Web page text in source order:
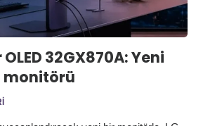
32GX870A: Yeni
monitörü